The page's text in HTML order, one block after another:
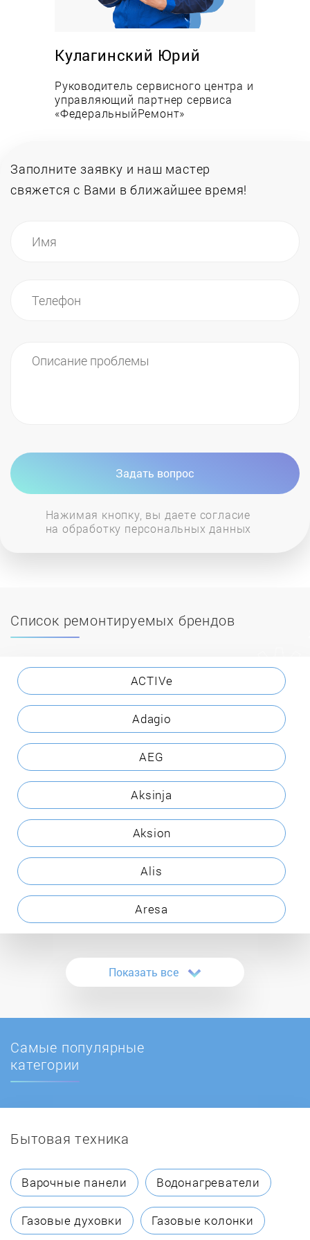
Механическое повреждение корпуса
Протекание подошвы
Мастерская «ФедеральныйРемонт» в шаговой
доступности от метро установит на Ваше
что подлежит ремонту в максимально короткие
сроки.
Кулагинский Юрий
Руководитель сервисного центра и
управляющий партнер сервиса
«ФедеральныйРемонт»
Заполните заявку и наш мастер
свяжется с Вами в ближайшее время!
Задать вопрос
Нажимая кнопку, вы даете согласие
на обработку персональных данных
Список ремонтируемых брендов
ACTIVe
Adagio
AEG
Aksinja
Aksion
Alis
Aresa
Aris
Astoria
Battistella
BBK
Becker
Показать все
Самые популярные
категории
Бытовая техника
Варочные панели Водонагреватели
Газовые духовки Газовые колонки